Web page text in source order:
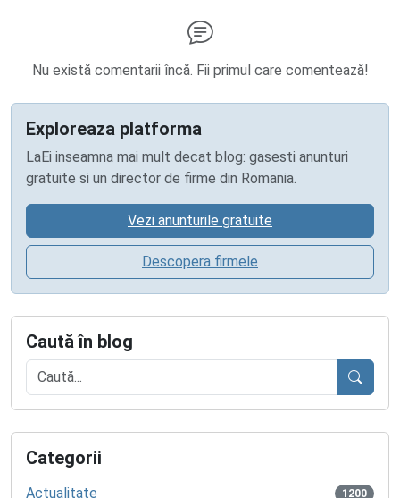
Nu există comentarii încă. Fii primul care comentează!
Exploreaza platforma
LaEi inseamna mai mult decat blog: gasesti anunturi
gratuite si un director de firme din Romania.
Vezi anunturile gratuite
Descopera firmele
Caută în blog
Caută
Categorii
Actualitate 1200